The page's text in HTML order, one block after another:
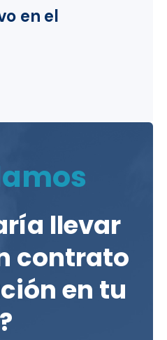
en el
llevar
contrato
en tu